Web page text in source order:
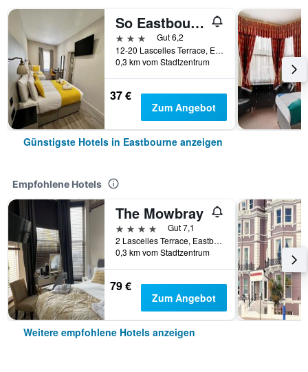
So Eastbourne
3 Sterne
Gut 6,2
12-20 Lascelles Terrace, Eastbourne, Großbritannien
0,3 km vom Stadtzentrum
37 €
Zum Angebot
Günstigste Hotels in Eastbourne anzeigen
Empfohlene Hotels
The Mowbray
4 Sterne
Gut 7,1
2 Lascelles Terrace, Eastbourne, Großbritannien
0,3 km vom Stadtzentrum
79 €
Zum Angebot
Weitere empfohlene Hotels anzeigen